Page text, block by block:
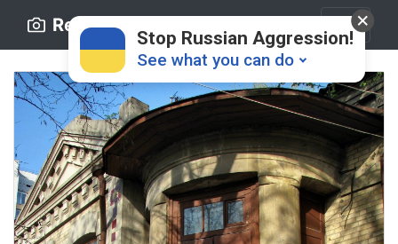
Retro.ck.ua
Stop Russian Aggression!
See what you can do